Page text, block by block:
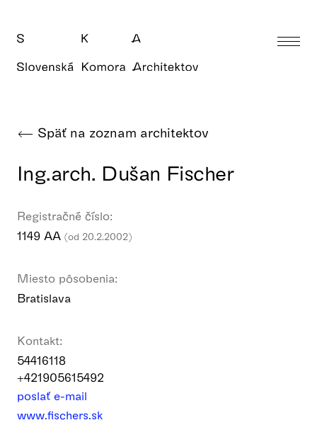
Späť na zoznam architektov
Ing.arch. Dušan Fischer
Registračné číslo:
1149 AA (od 20.2.2002)
Miesto pôsobenia:
Bratislava
Kontakt:
54416118
+421905615492
poslať e-mail
www.fischers.sk